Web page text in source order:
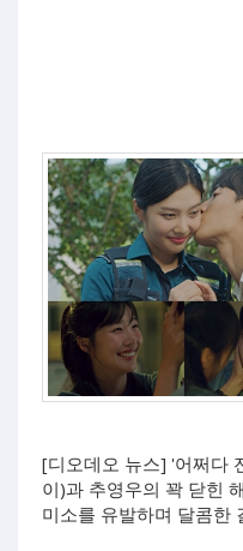
[디오데오 뉴스] '어쩌다
이)과 추영우의 꽉 닫힌
미소를 유발하며 달콤한